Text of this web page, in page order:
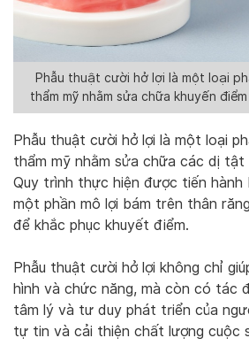
Phẫu thuật cười hở lợi là một loại
thẩm mỹ nhằm sửa chữa khuyến
Phẫu thuật cười hở lợi là một loại
thẩm mỹ nhằm sửa chữa các dị tật
Quy trình thực hiện được tiến
một phần mô lợi bám trên thân
để khắc phục khuyết điểm.
Phẫu thuật cười hở lợi không chỉ
hình và chức năng, mà còn có tác
tâm lý và tư duy phát triển của
tự tin và cải thiện chất lượng cuộc